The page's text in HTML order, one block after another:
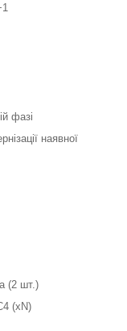
фазі
наявної
(2 шт.)
(xN)